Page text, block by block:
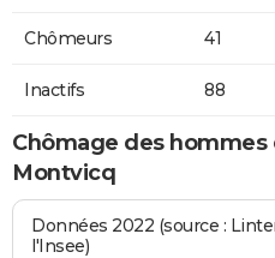
Chômeurs 41
Inactifs 88
Chômage des
Montvicq
Données 2022 (source :
l'Insee)